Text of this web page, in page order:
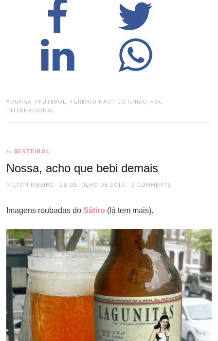
TAGS:
DUNGA , FUTEBOL , GRÊMIO NÁUTICO UNIÃO , SC
INTERNACIONAL
In BESTEIROL
Nossa, acho que bebi demais
AUTHOR
MILTON RIBEIRO
POSTED
28 DE JULHO DE 2013 2 COMMENTS
Imagens roubadas doSátiro (lá tem mais).